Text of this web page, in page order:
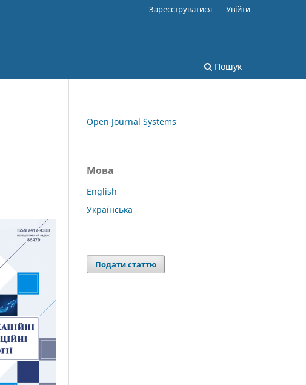
Пошук
Зареєструватися Увійти
Open Journal Systems
Мова
English
Українська
Подати статтю